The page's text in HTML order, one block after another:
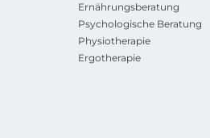
Ernährungsberatung
Psychologische Beratung
Physiotherapie
Ergotherapie